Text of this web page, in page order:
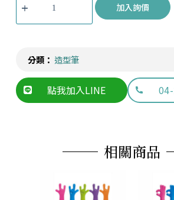
加入詢價
分類： 造型筆
點我加入LINE
相關商品